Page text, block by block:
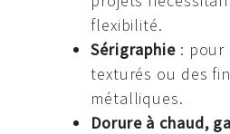
flexibilité.
Sérigraphie: pour
texturés ou des
métalliques.
Dorure à chaud,